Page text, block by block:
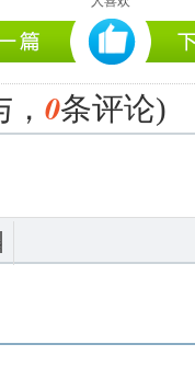
0条评论)